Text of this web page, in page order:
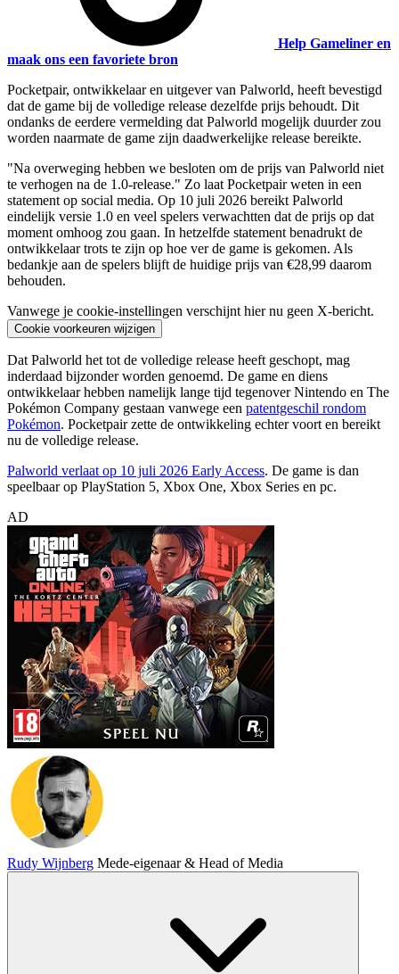
Help Gameliner en
maak ons een favoriete bron
Pocketpair, ontwikkelaar en uitgever van Palworld, heeft bevestigd
dat de game bij de volledige release dezelfde prijs behoudt. Dit
ondanks de eerdere vermelding dat Palworld mogelijk duurder zou
worden naarmate de game zijn daadwerkelijke release bereikte.
"Na overweging hebben we besloten om de prijs van Palworld niet
te verhogen na de 1.0-release." Zo laat Pocketpair weten in een
statement op social media. Op 10 juli 2026 bereikt Palworld
eindelijk versie 1.0 en veel spelers verwachtten dat de prijs op dat
moment omhoog zou gaan. In hetzelfde statement benadrukt de
ontwikkelaar trots te zijn op hoe ver de game is gekomen. Als
bedankje aan de spelers blijft de huidige prijs van €28,99 daarom
behouden.
Vanwege je cookie-instellingen verschijnt hier nu geen X-bericht.
Cookie voorkeuren wijzigen
Dat Palworld het tot de volledige release heeft geschopt, mag
inderdaad bijzonder worden genoemd. De game en diens
ontwikkelaar hebben namelijk lange tijd tegenover Nintendo en The
Pokémon Company gestaan vanwege een patentgeschil rondom
Pokémon. Pocketpair zette de ontwikkeling echter voort en bereikt
nu de volledige release.
Palworld verlaat op 10 juli 2026 Early Access. De game is dan
speelbaar op PlayStation 5, Xbox One, Xbox Series en pc.
AD
Rudy Wijnberg Mede-eigenaar & Head of Media